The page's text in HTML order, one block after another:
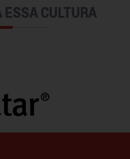
ESSA CULTURA